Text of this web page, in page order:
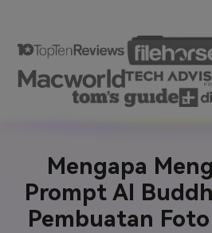
Mengapa
Prompt AI
Pembuatan